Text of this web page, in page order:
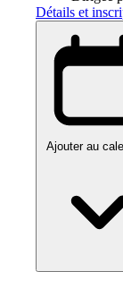
Détails et